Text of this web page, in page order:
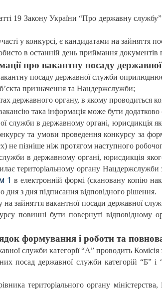
19 Закону України “Про державну
у конкурсі, є кандидатами на зайняття
в останній день приймання документів
про вакантну посаду
посаду державної служби
призначення та Нацдержслужби;
державного органу, в якому проводиться
така інформація може бути
служби в державному органі, юрисдикція
та умови проведення конкурсу за
пізніше ніж протягом наступного
в державному органі, юрисдикція
територіальному органу
1
в електронній формі (скановану копію
з дня підписання відповідного рішення.
зайняття вакантної посади державної
повинні бути повернуті відповідному
формування і роботи та
служби категорії “А” проводить
посад державної служби категорій “Б”
територіального органу